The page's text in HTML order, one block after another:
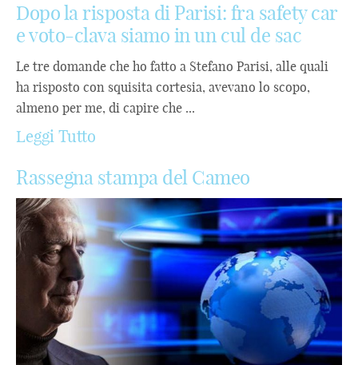
Dopo la risposta di Parisi: fra safety car
e voto-clava siamo in un cul de sac
Le tre domande che ho fatto a Stefano Parisi, alle quali
ha risposto con squisita cortesia, avevano lo scopo,
almeno per me, di capire che ...
Leggi Tutto
Rassegna stampa del Cameo